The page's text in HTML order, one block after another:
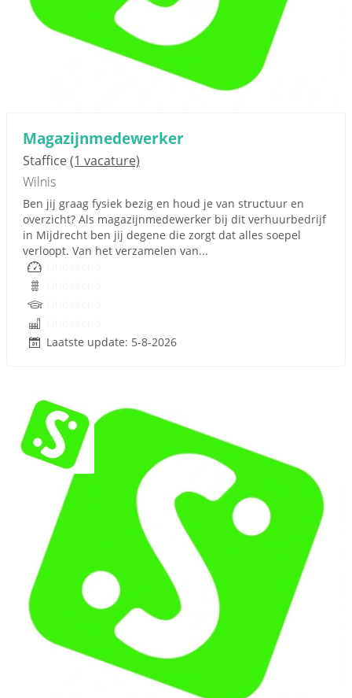
Magazijnmedewerker
Staffice(1 vacature)
Wilnis
Ben jij graag fysiek bezig en houd je van structuur en
overzicht? Als magazijnmedewerker bij dit verhuurbedrijf
in Mijdrecht ben jij degene die zorgt dat alles soepel
verloopt. Van het verzamelen van...
Laatste update: 5-8-2026